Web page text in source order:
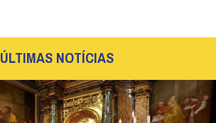
ÚLTIMAS NOTÍCIAS